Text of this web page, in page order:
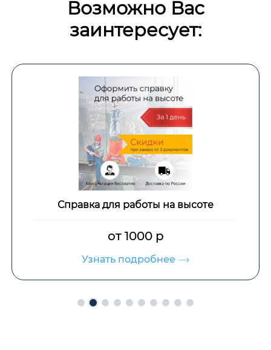
Возможно Вас
заинтересует:
Справка для работы на высоте
от 1000 р
Узнать подробнее